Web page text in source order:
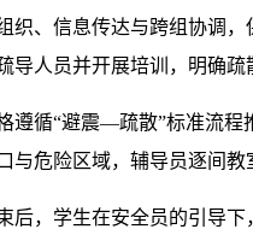
织、信息传达与跨组协调
导人员并开展培训，明确
遵循“避震—疏散”标准流程
与危险区域，辅导员逐间教
后，学生在安全员的引导